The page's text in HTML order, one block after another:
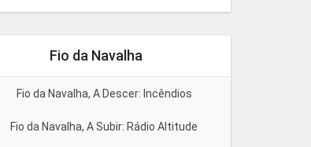
Fio da Navalha
Fio da Navalha, A Descer: Incêndios
Fio da Navalha, A Subir: Rádio Altitude